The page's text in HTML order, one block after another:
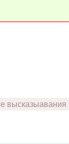
высказыавания